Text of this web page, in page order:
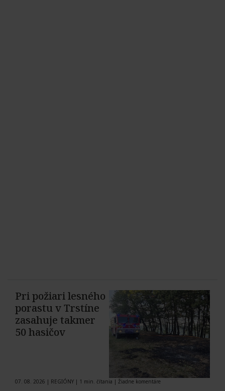
Pri požiari lesného
porastu v Trstíne
zasahuje takmer
50 hasičov
07. 08. 2026 | REGIÓNY | 1 min. čítania | Žiadne komentáre